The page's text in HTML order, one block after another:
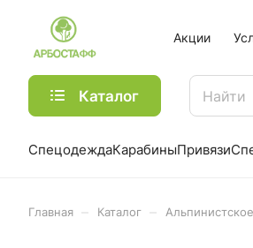
Акции
Каталог
СпецодеждаКарабиныПривязи
Главная Каталог